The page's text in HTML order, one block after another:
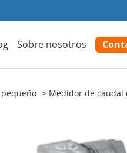
Sobre nosotros
Medidor de